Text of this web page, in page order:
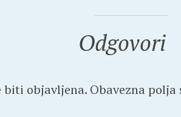
Odgovori
biti objavljena. Obavezna polja